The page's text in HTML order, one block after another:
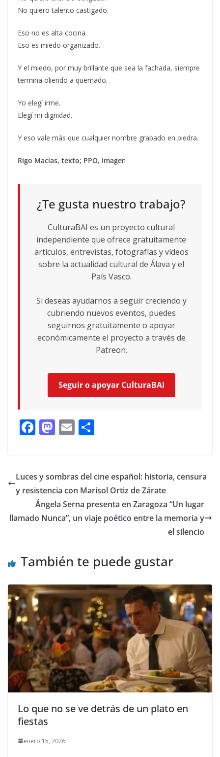
No quiero talento castigado.
Eso no es alta cocina.
Eso es miedo organizado.
Y el miedo, por muy brillante que sea la fachada, siempre
termina oliendo a quemado.
Yo elegí irme.
Elegí mi dignidad.
Y eso vale más que cualquier nombre grabado en piedra.
Rigo Macías, texto; PPO, imagen
¿Te gusta nuestro trabajo?
CulturaBAI es un proyecto cultural
independiente que ofrece gratuitamente
artículos, entrevistas, fotografías y vídeos
sobre la actualidad cultural de Álava y el
País Vasco.
Si deseas ayudarnos a seguir creciendo y
cubriendo nuevos eventos, puedes
seguirnos gratuitamente o apoyar
económicamente el proyecto a través de
Patreon.
Seguir o apoyar CulturaBAI
F
b
o
o
k
M
d
o
n
E
l p
ar
ti
r
Luces y sombras del cine español: historia, censura
y resistencia con Marisol Ortiz de Zárate
Ángela Serna presenta en Zaragoza “Un lugar
llamado Nunca”, un viaje poético entre la memoria y
el silencio
También te puede gustar
Lo que no se ve detrás de un plato en
fiestas
enero 15, 2026